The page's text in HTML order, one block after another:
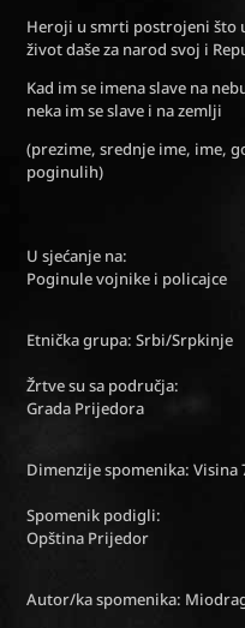
Heroji u smrti postrojeni što
život daše za narod svoj i
Kad im se imena slave na
neka im se slave i na zemlji
(prezime, srednje ime, ime,
poginulih)
U sjećanje na:
Poginule vojnike i policajce
Etnička grupa: Srbi/Srpkinje
Žrtve su sa područja:
Grada Prijedora
Dimenzije spomenika: Visina
Spomenik podigli:
Opština Prijedor
Autor/ka spomenika: